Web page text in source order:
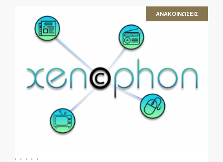
ΑΝΑΚΟΙΝΩΣΕΙΣ